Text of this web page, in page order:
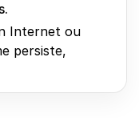
Internet ou
persiste,